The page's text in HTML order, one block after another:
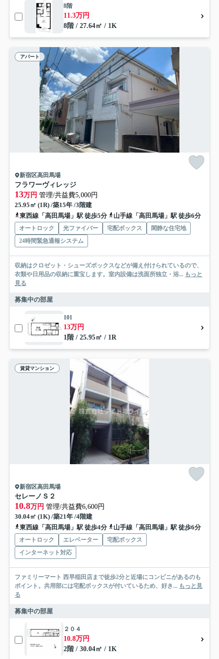
8階
11.3万円
8階 / 27.64㎡ / 1K
アパート
新宿区高田馬場
フラワーヴィレッジ
13万円 管理/共益費5,000円
25.95㎡ (1R) /築15年 /3階建
東西線「高田馬場」駅 徒歩5分
山手線「高田馬場」駅 徒歩6分
オートロック 光ファイバー 宅配ボックス
閑静な住宅地
24時間緊急通報システム
収納はクロゼット・シューズボックスなどが備え付けられているので、
衣類や日用品の収納に重宝します。室内設備は洗面所独立・浴... もっと
見る
募集中の部屋
101
13万円
1階 / 25.95㎡ / 1R
賃貸マンション
新宿区高田馬場
セレーノＳ２
10.8万円 管理/共益費6,600円
30.04㎡ (1K) /築21年 /4階建
東西線「高田馬場」駅 徒歩4分
山手線「高田馬場」駅 徒歩6分
オートロック エレベーター
宅配ボックス
インターネット対応
ファミリーマート 西早稲田店まで徒歩2分と近場にコンビニがあるのも
ポイント。共用部には宅配ボックスが付いているため、好き... もっと見
る
募集中の部屋
２０４
10.8万円
2階 / 30.04㎡ / 1K